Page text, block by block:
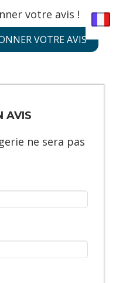
votre avis !
VOTRE AVIS
AVIS
ne sera pas